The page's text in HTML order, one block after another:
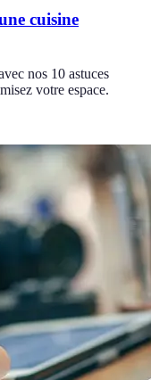
cuisine
nos 10 astuces
votre espace.